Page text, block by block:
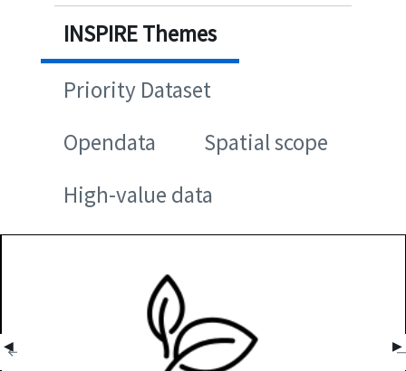
INSPIRE Themes
Priority Dataset
Opendata
Spatial scope
High-value data
◀ ▶